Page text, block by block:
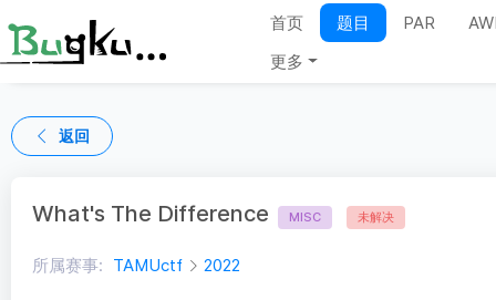
首页 题目 PAR
更多
返回
What's The Difference MISC 未解决
所属赛事: TAMUctf 2022